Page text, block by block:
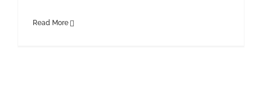
Read More